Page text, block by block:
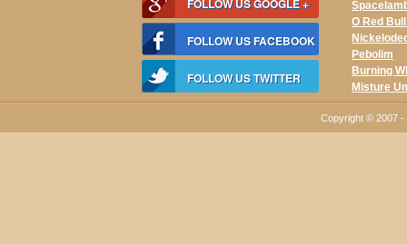
FOLLOW US GOOGLE +
FOLLOW US FACEBOOK
FOLLOW US TWITTER
O Red
Pebolim
Burning
Misture
Copyright © 2007 -